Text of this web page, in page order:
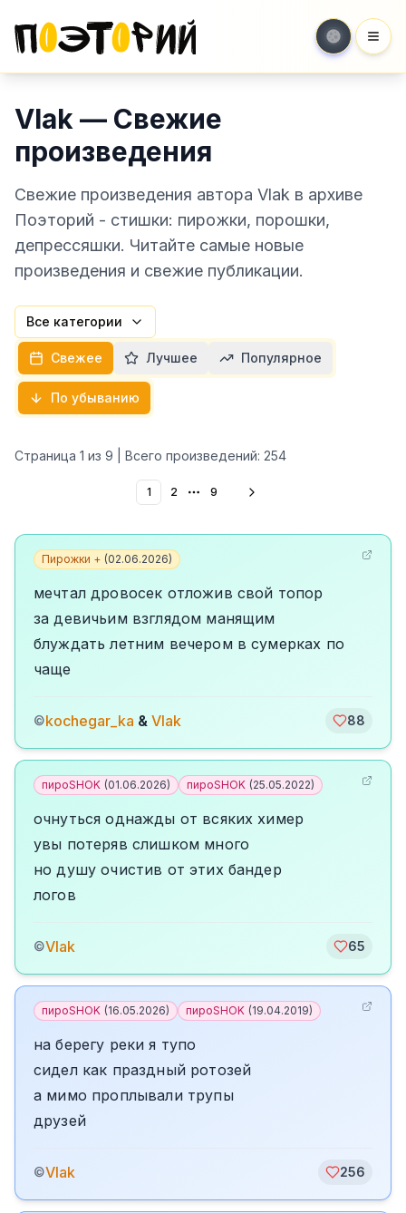
Vlak — Свежие
произведения
Свежие произведения автора Vlak в архиве
Поэторий - стишки: пирожки, порошки,
депрессяшки. Читайте самые новые
произведения и свежие публикации.
Все категории
Свежее Лучшее Популярное
По убыванию
Страница 1 из 9 | Всего произведений: 254
1 2 More pages
9
Пирожки + (02.06.2026)
мечтал дровосек отложив свой топор
за девичьим взглядом манящим
блуждать летним вечером в сумерках по
чаще
©kochegar_ka & Vlak 88
пироSHOK (01.06.2026) пироSHOK (25.05.2022)
очнуться однажды от всяких химер
увы потеряв слишком много
но душу очистив от этих бандер
логов
©Vlak 65
пироSHOK (16.05.2026) пироSHOK (19.04.2019)
на берегу реки я тупо
сидел как праздный ротозей
а мимо проплывали трупы
друзей
©Vlak 256